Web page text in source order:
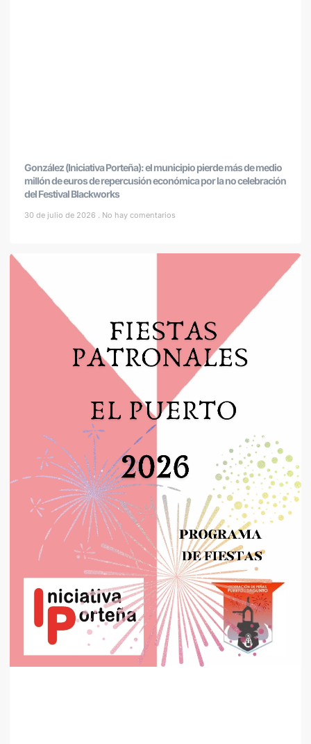
González (Iniciativa Porteña): el municipio pierde más de medio
millón de euros de repercusión económica por la no celebración
del Festival Blackworks
30 de julio de 2026 No hay comentarios